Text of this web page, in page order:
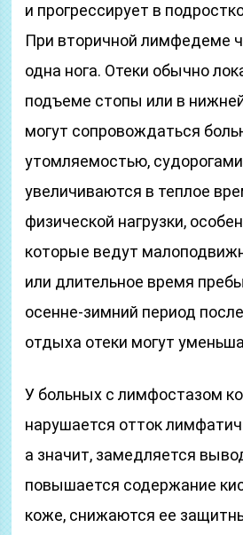
и прогрессирует в
При вторичной лимфедеме
одна нога. Отеки обычно
подъеме стопы или в
могут сопровождаться
утомляемостью,
увеличиваются в теплое
физической нагрузки,
которые ведут
или длительное время
осенне-зимний период
отдыха отеки могут
У больных с лимфостазом
нарушается отток
а значит, замедляется
повышается содержание
коже, снижаются ее